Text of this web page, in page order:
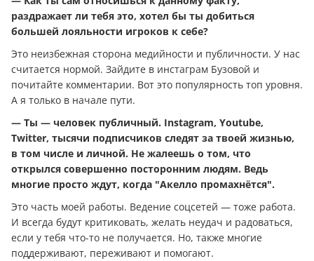
раздражает ли тебя это, хотел бы ты добиться
большей лояльности игроков к себе?
Это неизбежная сторона медийности и публичности. У нас
считается нормой. Зайдите в инстаграм Бузовой и
почитайте комментарии. Вот это популярность топ уровня.
А я только в начале пути.
— Ты — человек публичный. Instagram, Youtube,
Twitter, тысячи подписчиков следят за твоей жизнью,
в том числе и личной. Не жалеешь о том, что
открылся совершенно посторонним людям. Ведь
многие просто ждут, когда "Акелло промахнётся".
Это часть моей работы. Ведение соцсетей — тоже работа.
И всегда будут критиковать, желать неудач и радоваться,
если у тебя что-то не получается. Но, также многие
поддерживают, переживают и помогают.